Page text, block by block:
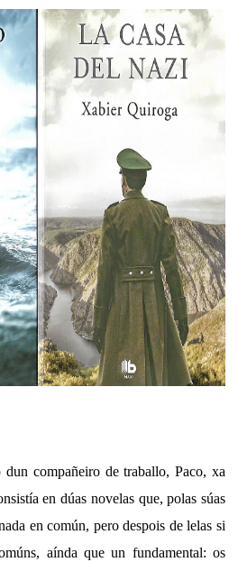
compañeiro de traballo, Paco, xa
en dúas novelas que, polas súas
en común, pero despois de lelas si
aínda que un fundamental: os